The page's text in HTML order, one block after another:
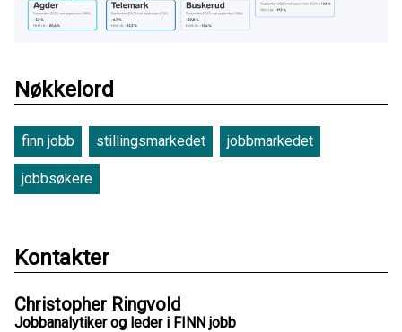
Nøkkelord
finn jobb stillingsmarkedet jobbmarkedet
jobbsøkere
Kontakter
Christopher Ringvold
Jobbanalytiker og leder i FINN jobb